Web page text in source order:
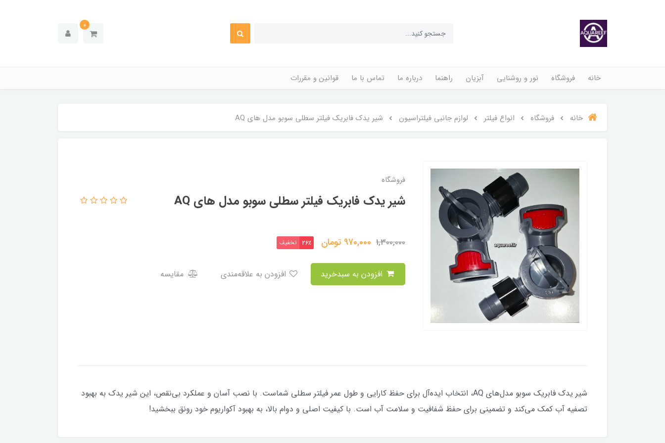
0
خانه فروشگاه نور و روشنایی آبزیان راهنما درباره ما تماس با ما قوانین و مقررات
خانه فروشگاه انواع فیلتر لوازم جانبی فیلتراسیون شیر یدک فابریک فیلتر سطلی سوبو مدل های AQ
فروشگاه
شیر یدک فابریک فیلتر سطلی سوبو مدل های AQ
1,300,000
970,000 تومان 26٪ تخفیف
مقایسه
شیر یدک فابریک سوبو مدل‌های AQ، انتخاب ایده‌آل برای حفظ کارایی و طول عمر فیلتر سطلی شماست. با نصب آسان و عملکرد بی‌نقص، این شیر یدک به بهبود
تصفیه آب کمک می‌کند و تضمینی برای حفظ شفافیت و سلامت آب است. با کیفیت اصلی و دوام بالا، به بهبود آکواریوم خود رونق ببخشید!